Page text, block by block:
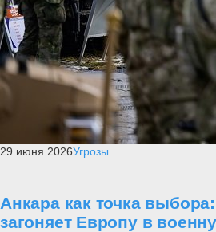
29 июня 2026Угрозы
Анкара как точка
загоняет Европу в